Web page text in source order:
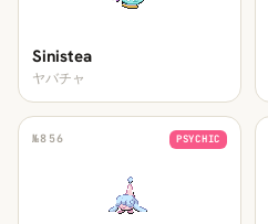
Sinistea
ヤバチャ
№856 PSYCHIC